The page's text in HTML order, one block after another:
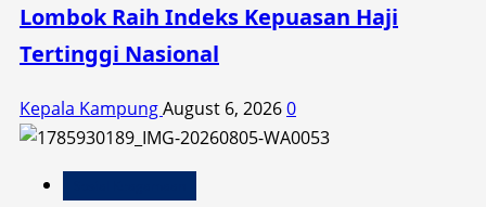
Lombok Raih Indeks Kepuasan Haji
Tertinggi Nasional
Kepala KampungAugust 6, 20260